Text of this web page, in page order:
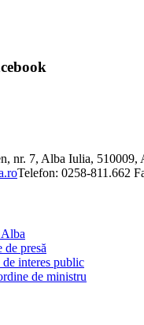
nr. 7, Alba Iulia, 510009,
Telefon: 0258-811.662
de presă
interes public
de ministru